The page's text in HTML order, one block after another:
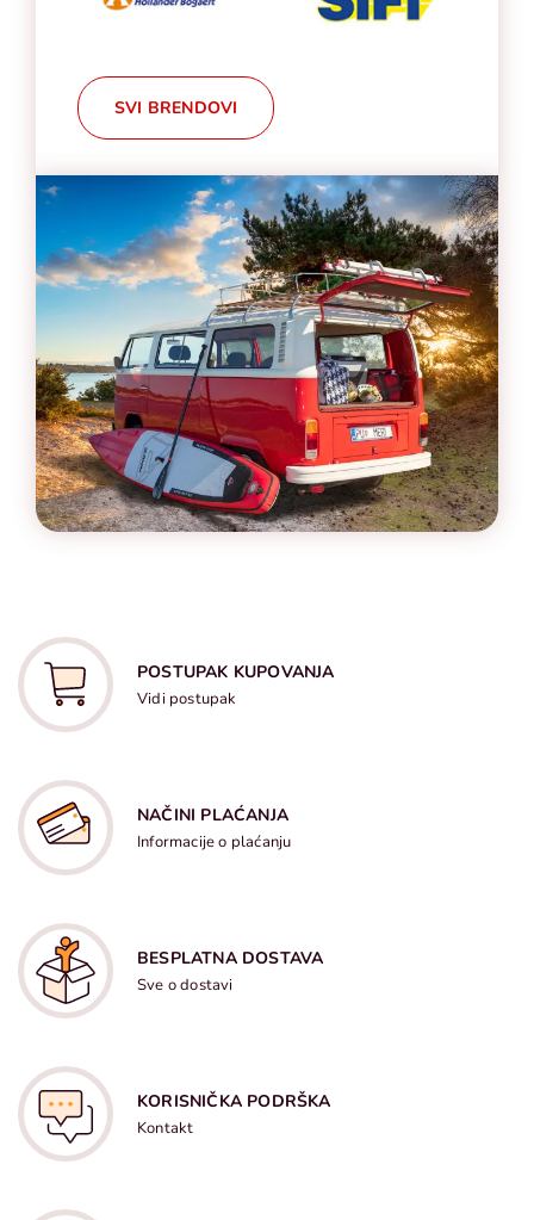
SVI BRENDOVI
POSTUPAK KUPOVANJA
Vidi postupak
NAČINI PLAĆANJA
Informacije o plaćanju
BESPLATNA DOSTAVA
Sve o dostavi
KORISNIČKA PODRŠKA
Kontakt